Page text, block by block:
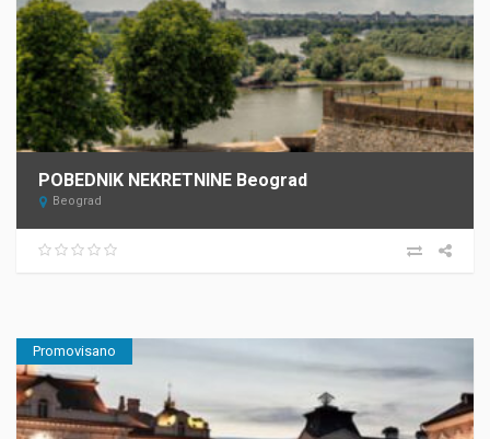
POBEDNIK NEKRETNINE Beograd
Beograd
Promovisano